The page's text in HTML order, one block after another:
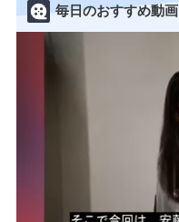
毎日のおすすめ動画